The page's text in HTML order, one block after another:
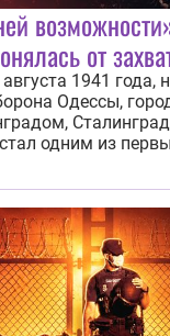
от
1941 года,
Одессы,
одним из
приводят фразу
датированной